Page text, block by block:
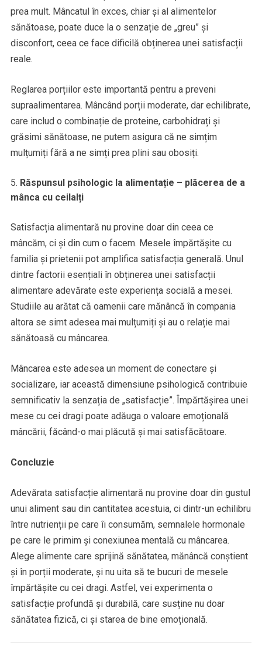
prea mult. Mâncatul în exces, chiar și al alimentelor
sănătoase, poate duce la o senzație de „greu” și
disconfort, ceea ce face dificilă obținerea unei satisfacții
reale.
Reglarea porțiilor este importantă pentru a preveni
supraalimentarea. Mâncând porții moderate, dar echilibrate,
care includ o combinație de proteine, carbohidrați și
grăsimi sănătoase, ne putem asigura că ne simțim
mulțumiți fără a ne simți prea plini sau obosiți.
Răspunsul psihologic la alimentație – plăcerea de a
mânca cu ceilalți
Satisfacția alimentară nu provine doar din ceea ce
mâncăm, ci și din cum o facem. Mesele împărtășite cu
familia și prietenii pot amplifica satisfacția generală. Unul
dintre factorii esențiali în obținerea unei satisfacții
alimentare adevărate este experiența socială a mesei.
Studiile au arătat că oamenii care mănâncă în compania
altora se simt adesea mai mulțumiți și au o relație mai
sănătoasă cu mâncarea.
Mâncarea este adesea un moment de conectare și
socializare, iar această dimensiune psihologică contribuie
semnificativ la senzația de „satisfacție”. Împărtășirea unei
mese cu cei dragi poate adăuga o valoare emoțională
mâncării, făcând-o mai plăcută și mai satisfăcătoare.
Concluzie
Adevărata satisfacție alimentară nu provine doar din gustul
unui aliment sau din cantitatea acestuia, ci dintr-un echilibru
între nutrienții pe care îi consumăm, semnalele hormonale
pe care le primim și conexiunea mentală cu mâncarea.
Alege alimente care sprijină sănătatea, mănâncă conștient
și în porții moderate, și nu uita să te bucuri de mesele
împărtășite cu cei dragi. Astfel, vei experimenta o
satisfacție profundă și durabilă, care susține nu doar
sănătatea fizică, ci și starea de bine emoțională.